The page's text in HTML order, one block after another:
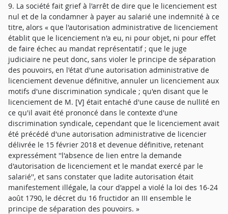
9. La société fait grief à l'arrêt de dire que le licenciement est
nul et de la condamner à payer au salarié une indemnité à ce
titre, alors « que l'autorisation administrative de licenciement
établit que le licenciement n'a eu, ni pour objet, ni pour effet
de faire échec au mandat représentatif ; que le juge
judiciaire ne peut donc, sans violer le principe de séparation
des pouvoirs, en l'état d'une autorisation administrative de
licenciement devenue définitive, annuler un licenciement aux
motifs d'une discrimination syndicale ; qu'en disant que le
licenciement de M. [V] était entaché d'une cause de nullité en
ce qu'il avait été prononcé dans le contexte d'une
discrimination syndicale, cependant que le licenciement avait
été précédé d'une autorisation administrative de licencier
délivrée le 15 février 2018 et devenue définitive, retenant
expressément ''l'absence de lien entre la demande
d'autorisation de licenciement et le mandat exercé par le
salarié'', et sans constater que ladite autorisation était
manifestement illégale, la cour d'appel a violé la loi des 16-24
août 1790, le décret du 16 fructidor an III ensemble le
principe de séparation des pouvoirs. »